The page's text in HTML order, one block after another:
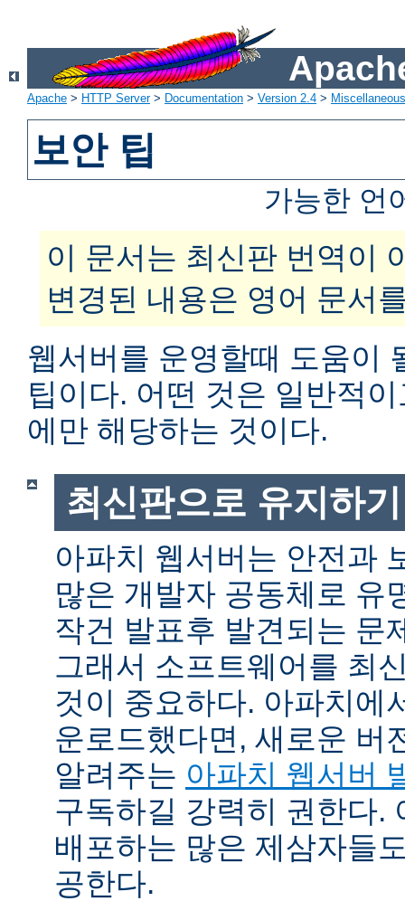
Apache > HTTP Server> Documentation > Version 2.4 >
보안 팁
가능한 언
이 문서는 최신판 번역이
변경된 내용은 영어 문서
웹서버를 운영할때 도움이
팁이다. 어떤 것은 일반적
에만 해당하는 것이다.
최신판으로 유지하기
아파치 웹서버는 안전과
많은 개발자 공동체로 유
작건 발표후 발견되는 문
그래서 소프트웨어를 최
것이 중요하다. 아파치에
운로드했다면, 새로운 버
알려주는 아파치 웹서버
구독하길 강력히 권한다.
배포하는 많은 제삼자들
공한다.